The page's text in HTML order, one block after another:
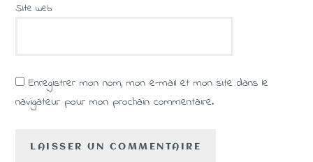
Site web
Enregistrer mon nom, mon e-mail et mon site dans le
navigateur pour mon prochain commentaire.